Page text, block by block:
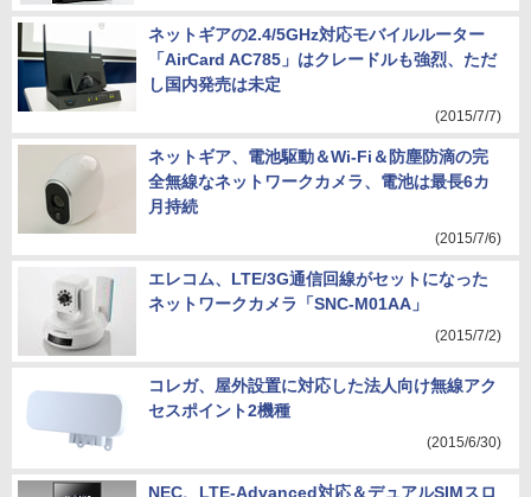
ネットギアの2.4/5GHz対応モバイルルーター
「AirCard AC785」はクレードルも強烈、ただ
し国内発売は未定
(2015/7/7)
ネットギア、電池駆動＆Wi-Fi＆防塵防滴の完
全無線なネットワークカメラ、電池は最長6カ
月持続
(2015/7/6)
エレコム、LTE/3G通信回線がセットになった
ネットワークカメラ「SNC-M01AA」
(2015/7/2)
コレガ、屋外設置に対応した法人向け無線アク
セスポイント2機種
(2015/6/30)
NEC、LTE-Advanced対応＆デュアルSIMスロ